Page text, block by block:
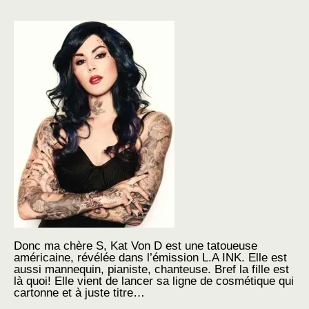
Donc ma chère S, Kat Von D est une tatoueuse
américaine, révélée dans l’émission L.A INK. Elle est
aussi mannequin, pianiste, chanteuse. Bref la fille est
là quoi! Elle vient de lancer sa ligne de cosmétique qui
cartonne et à juste titre…